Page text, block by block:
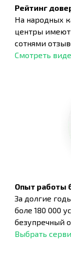
Рейтинг
На народных
центры имеют
сотнями
Смотреть
Опыт работы
За долгие
боле 180 000
безупречный
Выбрать